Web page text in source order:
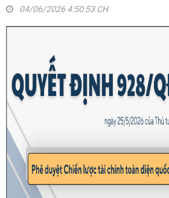
04/06/2026 4:50:53 CH